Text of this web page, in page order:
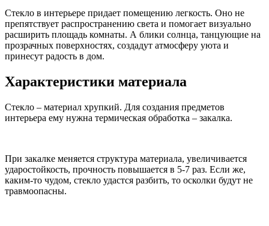
Стекло в интерьере придает помещению легкость. Оно не
препятствует распространению света и помогает визуально
расширить площадь комнаты. А блики солнца, танцующие на
прозрачных поверхностях, создадут атмосферу уюта и
принесут радость в дом.
Характеристики материала
Стекло – материал хрупкий. Для создания предметов
интерьера ему нужна термическая обработка – закалка.
При закалке меняется структура материала, увеличивается
ударостойкость, прочность повышается в 5-7 раз. Если же,
каким-то чудом, стекло удастся разбить, то осколки будут не
травмоопасны.